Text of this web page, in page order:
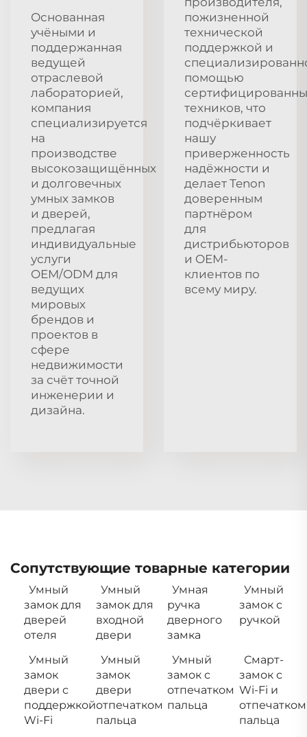
Основанная
учёными и
поддержанная
ведущей
отраслевой
лабораторией,
компания
специализируется
на
производстве
высокозащищённых
и долговечных
умных замков
и дверей,
предлагая
индивидуальные
услуги
OEM/ODM для
ведущих
мировых
брендов и
проектов в
сфере
недвижимости
за счёт точной
инженерии и
дизайна.
пожизненной
технической
поддержкой и
помощью
техников, что
подчёркивает
нашу
приверженность
надёжности и
делает Tenon
доверенным
партнёром
для
дистрибьюторов
и OEM-
клиентов по
всему миру.
Сопутствующие товарные категории
Умный
замок для
дверей
отеля
Умный
замок для
входной
двери
Умная
ручка
дверного
замка
Умный
замок с
ручкой
Умный
замок
двери с
поддержкой
Wi-Fi
Умный
замок
двери
отпечатком
пальца
Умный
замок с
отпечатком
пальца
Смарт-
замок с
Wi-Fi и
отпечатком
пальца